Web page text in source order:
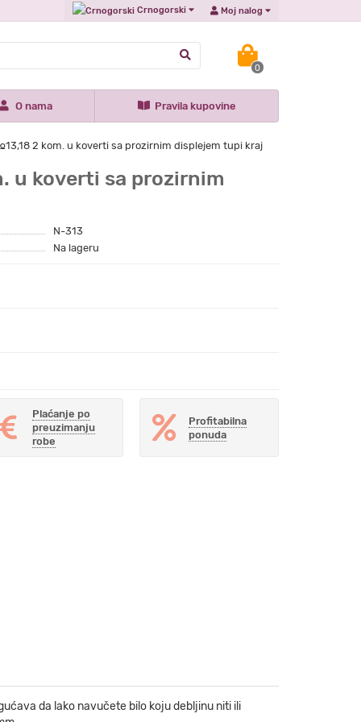
Moj nalog
Crnogorski
0
O nama Pravila kupovine
2 kom. u koverti sa prozirnim displejem tupi kraj
u koverti sa prozirnim
N-313
Na lageru
Plaćanje po
preuzimanju
robe
Profitabilna
ponuda
da lako navučete bilo koju debljinu niti ili